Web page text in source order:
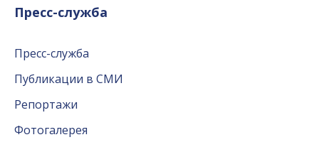
Пресс-служба
Пресс-служба
Публикации в СМИ
Репортажи
Фотогалерея